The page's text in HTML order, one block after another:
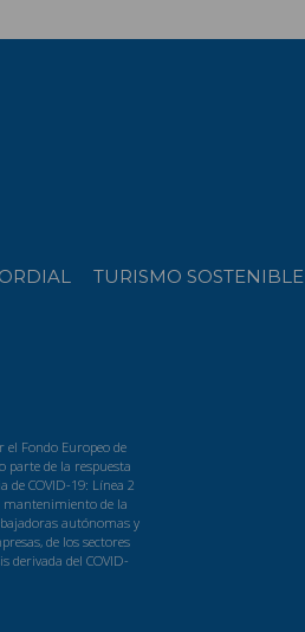
TURISMO SOSTENIBLE
el Fondo Europeo de
parte de la respuesta
de COVID-19: Línea 2
mantenimiento de la
autónomas y
de los sectores
derivada del COVID-